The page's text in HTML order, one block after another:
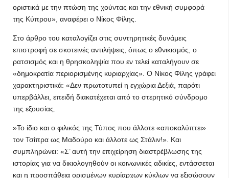
οριστικά με την πτώση της χούντας και την εθνική συμφορά
της Κύπρου», αναφέρει ο Νίκος Φίλης.
Στο άρθρο του καταλογίζει στις συντηρητικές δυνάμεις
επιστροφή σε σκοτεινές αντιλήψεις, όπως ο εθνικισμός, ο
ρατσισμός και η θρησκοληψία που εν τελεί καταλήγουν σε
«δημοκρατία περιορισμένης κυριαρχίας». Ο Νίκος Φίλης γράφει
χαρακτηριστικά: «Δεν πρωτοτυπεί η εγχώρια Δεξιά, παρότι
υπερβάλλει, επειδή διακατέχεται από το στερητικό σύνδρομο
της εξουσίας.
»Το ίδιο και ο φιλικός της Τύπος που άλλοτε «αποκαλύπτει»
τον Τσίπρα ως Μαδούρο και άλλοτε ως Στάλιν!». Και
συμπληρώνει: «Σ’ αυτή την επιχείρηση διαστρέβλωσης της
ιστορίας για να δικιολογηθούν οι κοινωνικές αδικίες, εντάσσεται
και η προσπάθεια ορισμένων κυρίαρχων κύκλων να εξισώσουν